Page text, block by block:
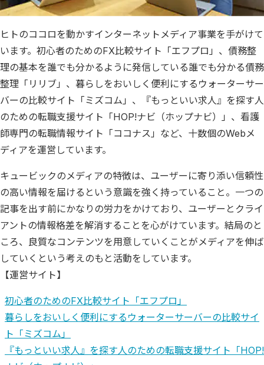
ヒトのココロを動かすインターネットメディア事業を手がけて
います。初心者のためのFX比較サイト「エフプロ」、債務整
理の基本を誰でも分かるように発信している誰でも分かる債務
整理「リリブ」、暮らしをおいしく便利にするウォーターサー
バーの比較サイト「ミズコム」、『もっといい求人』を探す人
のための転職支援サイト「HOP!ナビ（ホップナビ）」、看護
師専門の転職情報サイト「ココナス」など、十数個のWebメ
ディアを運営しています。
キュービックのメディアの特徴は、ユーザーに寄り添い信頼性
の高い情報を届けるという意識を強く持っていること。一つの
記事を出す前にかなりの労力をかけており、ユーザーとクライ
アントの情報格差を解消することを心がけています。結局のと
ころ、良質なコンテンツを用意していくことがメディアを伸ば
していくという考えのもと活動をしています。
【運営サイト】
初心者のためのFX比較サイト「エフプロ」
暮らしをおいしく便利にするウォーターサーバーの比較サイ
ト「ミズコム」
『もっといい求人』を探す人のための転職支援サイト「HOP!